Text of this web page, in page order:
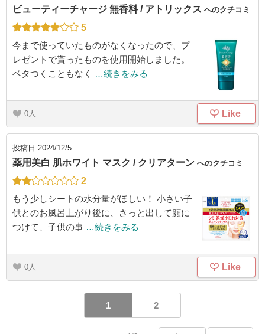
ビューティーチャージ 無香料 / アトリックス へのクチコミ
5
今まで使っていたものがなくなったので、プ
レゼントで貰ったものを使用開始しました。
ベタつくこともなく
…続きをみる
0 Like
投稿日 2024/12/5
薬用美白 肌ホワイト マスク / クリアターン へのクチコミ
2
もう少しシートの水分量がほしい！ 小さい子
供とのお風呂上がり後に、さっと出して顔に
つけて、子供の事 …続きをみる
0 Like
1 2